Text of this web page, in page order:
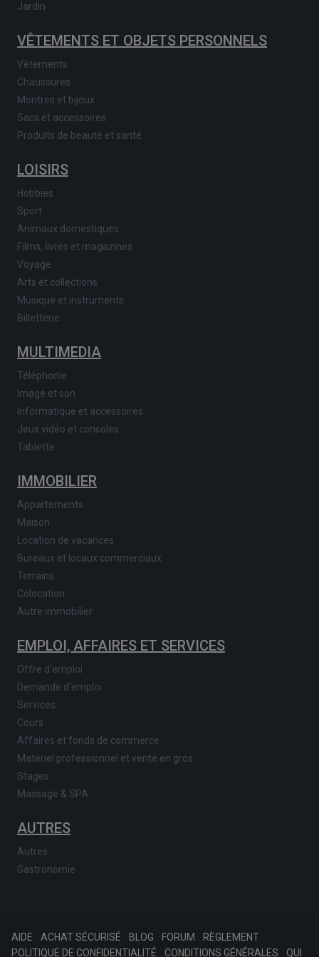
Jardin
VÊTEMENTS ET OBJETS PERSONNELS
Vêtements
Chaussures
Montres et bijoux
Sacs et accessoires
Produits de beauté et santé
LOISIRS
Hobbies
Sport
Animaux domestiques
Films, livres et magazines
Voyage
Arts et collections
Musique et instruments
Billetterie
MULTIMEDIA
Téléphonie
Image et son
Informatique et accessoires
Jeux vidéo et consoles
Tablette
IMMOBILIER
Appartements
Maison
Location de vacances
Bureaux et locaux commerciaux
Terrains
Colocation
Autre immobilier
EMPLOI, AFFAIRES ET SERVICES
Offre d'emploi
Demande d'emploi
Services
Cours
Affaires et fonds de commerce
Matériel professionnel et vente en gros
Stages
Massage & SPA
AUTRES
Autres
Gastronomie
AIDE ACHAT SÉCURISÉ BLOG FORUM
RÈGLEMENT
POLITIQUE DE CONFIDENTIALITÉ
CONDITIONS GÉNÉRALES QUI